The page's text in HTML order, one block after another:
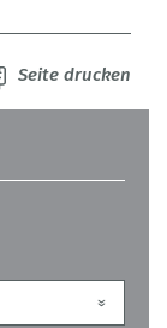
Seite drucken